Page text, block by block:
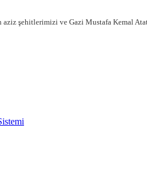
aziz şehitlerimizi ve Gazi Mustafa Kemal